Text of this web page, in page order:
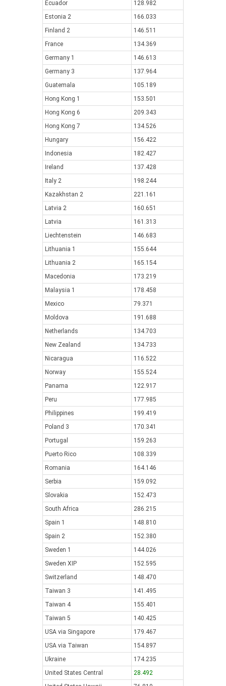
Ecuador
128.982
Estonia 2
166.033
Finland 2
146.511
France
134.369
Germany 1
146.613
Germany 3
137.964
Guatemala
105.189
Hong Kong 1
153.501
Hong Kong 6
209.343
Hong Kong 7
134.526
Hungary
156.422
Indonesia
182.427
Ireland
137.428
Italy 2
198.244
Kazakhstan 2
221.161
Latvia 2
160.651
Latvia
161.313
Liechtenstein
146.683
Lithuania 1
155.644
Lithuania 2
165.154
Macedonia
173.219
Malaysia 1
178.458
Mexico
79.371
Moldova
191.688
Netherlands
134.703
New Zealand
134.733
Nicaragua
116.522
Norway
155.524
Panama
122.917
Peru
177.985
Philippines
199.419
Poland 3
170.341
Portugal
159.263
Puerto Rico
108.339
Romania
164.146
Serbia
159.092
Slovakia
152.473
South Africa
286.215
Spain 1
148.810
Spain 2
152.380
Sweden 1
144.026
Sweden XIP
152.595
Switzerland
148.470
Taiwan 3
141.495
Taiwan 4
155.401
Taiwan 5
140.425
USA via Singapore
179.467
USA via Taiwan
154.897
Ukraine
174.235
United States Central
28.492